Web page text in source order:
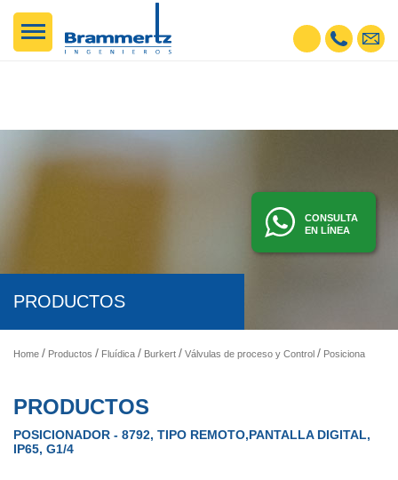
CONSULTA
EN LÍNEA
PRODUCTOS
Home Productos Fluídica Burkert Válvulas de proceso y Control Posicionadores
PRODUCTOS
POSICIONADOR - 8792, TIPO REMOTO,PANTALLA DIGITAL,
IP65, G1/4